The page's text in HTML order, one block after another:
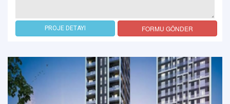
PROJE DETAYI FORMU GÖNDER